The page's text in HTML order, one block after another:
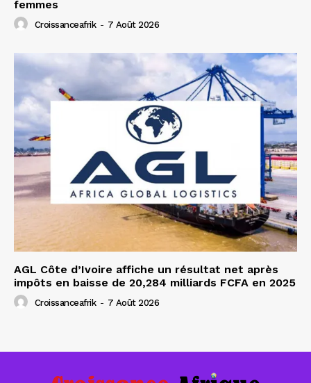
femmes
Croissanceafrik - 7 Août 2026
AGL Côte d’Ivoire affiche un résultat net après
impôts en baisse de 20,284 milliards FCFA en 2025
Croissanceafrik - 7 Août 2026